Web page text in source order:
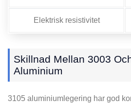
Elektrisk resistivitet
Skillnad Mellan 3003
Aluminium
3105 aluminiumlegering har god